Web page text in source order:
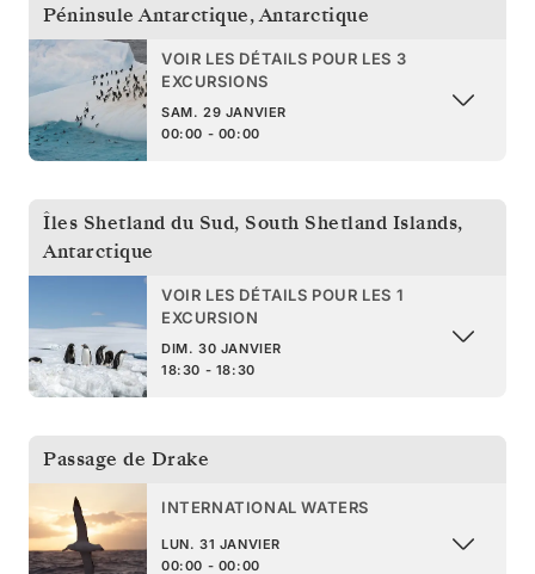
Péninsule Antarctique,Antarctique
VOIR LES DÉTAILS POUR LES 3
EXCURSIONS
SAM. 29 JANVIER
00:00 - 00:00
Îles Shetland du Sud, South Shetland Islands,
Antarctique
VOIR LES DÉTAILS POUR LES 1
EXCURSION
DIM. 30 JANVIER
18:30 - 18:30
Passage de Drake
INTERNATIONAL WATERS
LUN. 31 JANVIER
00:00 - 00:00